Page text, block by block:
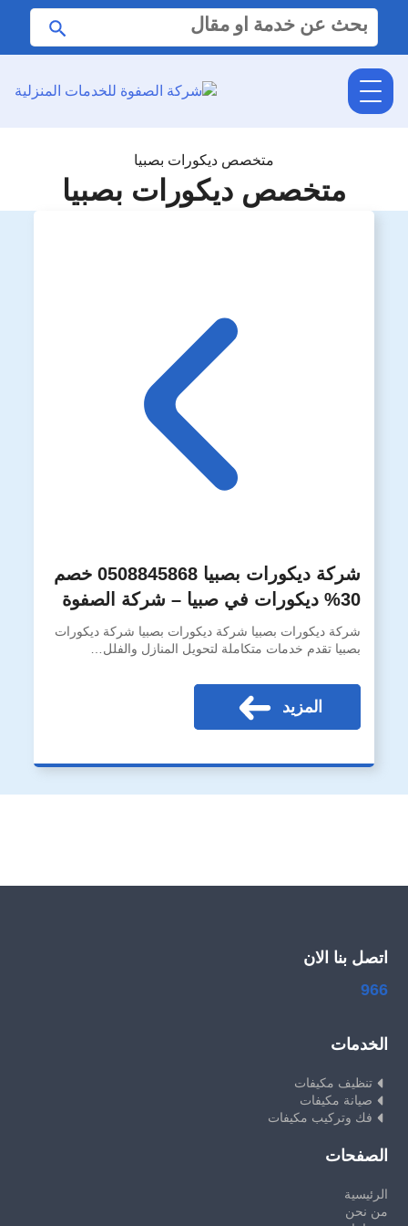
البحث
عن:
متخصص ديكورات بصبيا
متخصص ديكورات بصبيا
شركة ديكورات بصبيا 0508845868 خصم
30% ديكورات في صبيا – شركة الصفوة
شركة ديكورات بصبيا شركة ديكورات بصبيا شركة ديكورات
بصبيا تقدم خدمات متكاملة لتحويل المنازل والفلل…
المزيد
اتصل بنا الان
966
الخدمات
تنظيف مكيفات
صيانة مكيفات
فك وتركيب مكيفات
الصفحات
الرئيسية
من نحن